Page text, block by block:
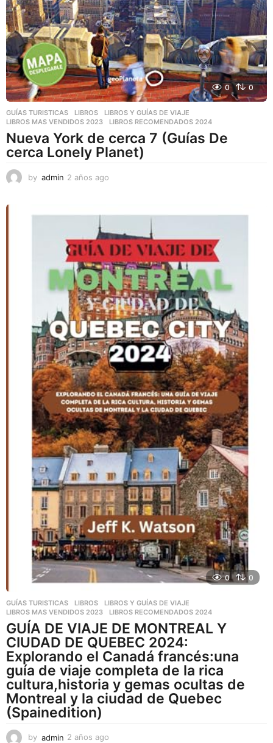
0 0
GUÍAS TURISTICAS ,LIBROS ,LIBROS Y GUÍAS DE VIAJE
LIBROS MAS VENDIDOS 2023
,LIBROS RECOMENDADOS 2024
Nueva York de cerca 7 (Guías De
cerca Lonely Planet)
by admin 2 años ago
a
g
o
0 0
GUÍAS TURISTICAS ,LIBROS ,LIBROS Y GUÍAS DE VIAJE
LIBROS MAS VENDIDOS 2023
,LIBROS RECOMENDADOS 2024
GUÍA DE VIAJE DE MONTREAL Y
CIUDAD DE QUEBEC 2024:
Explorando el Canadá francés:una
guía de viaje completa de la rica
cultura,historia y gemas ocultas de
Montreal y la ciudad de Quebec
(Spainedition)
by admin 2 años ago